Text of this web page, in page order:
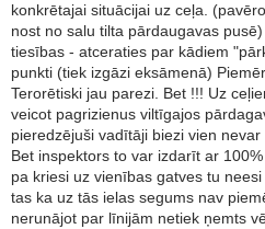
konkrētajai situācijai uz ceļa. (pavērojiet,
nost no salu tilta pārdaugavas pusē) Ja nesen esat kārtojuši
tiesības - atceraties par kādiem
punkti (tiek izgāzi eksāmenā)
Terorētiski jau parezi. Bet !!! Uz
veicot pagrizienus viltīgajos
pieredzējuši vadītāji biezi vien
Bet inspektors to var izdarīt ar
pa kriesi uz vienības gatves tu
tas ka uz tās ielas segums nav piemērots
nerunājot par līnijām netiek ņemts